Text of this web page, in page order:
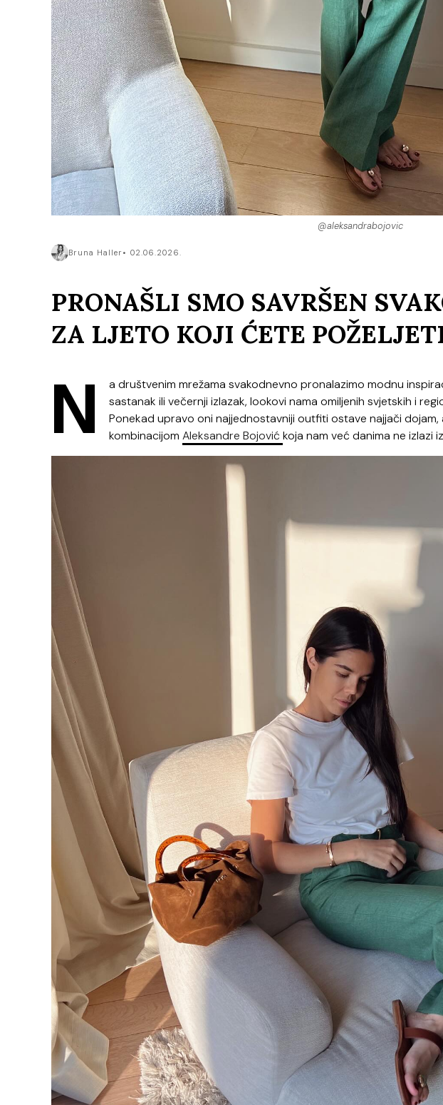
@aleksandrabojovic
Bruna Haller 02.06.2026.
PRONAŠLI SMO SAVRŠEN
ZA LJETO KOJI ĆETE
N
a društvenim mrežama svakodnevno pronalazimo modnu
sastanak ili večernji izlazak, lookovi nama omiljenih svjetskih i
Ponekad upravo oni najjednostavniji outfiti ostave najjači
kombinacijom Aleksandre Bojović koja nam već danima ne izlazi